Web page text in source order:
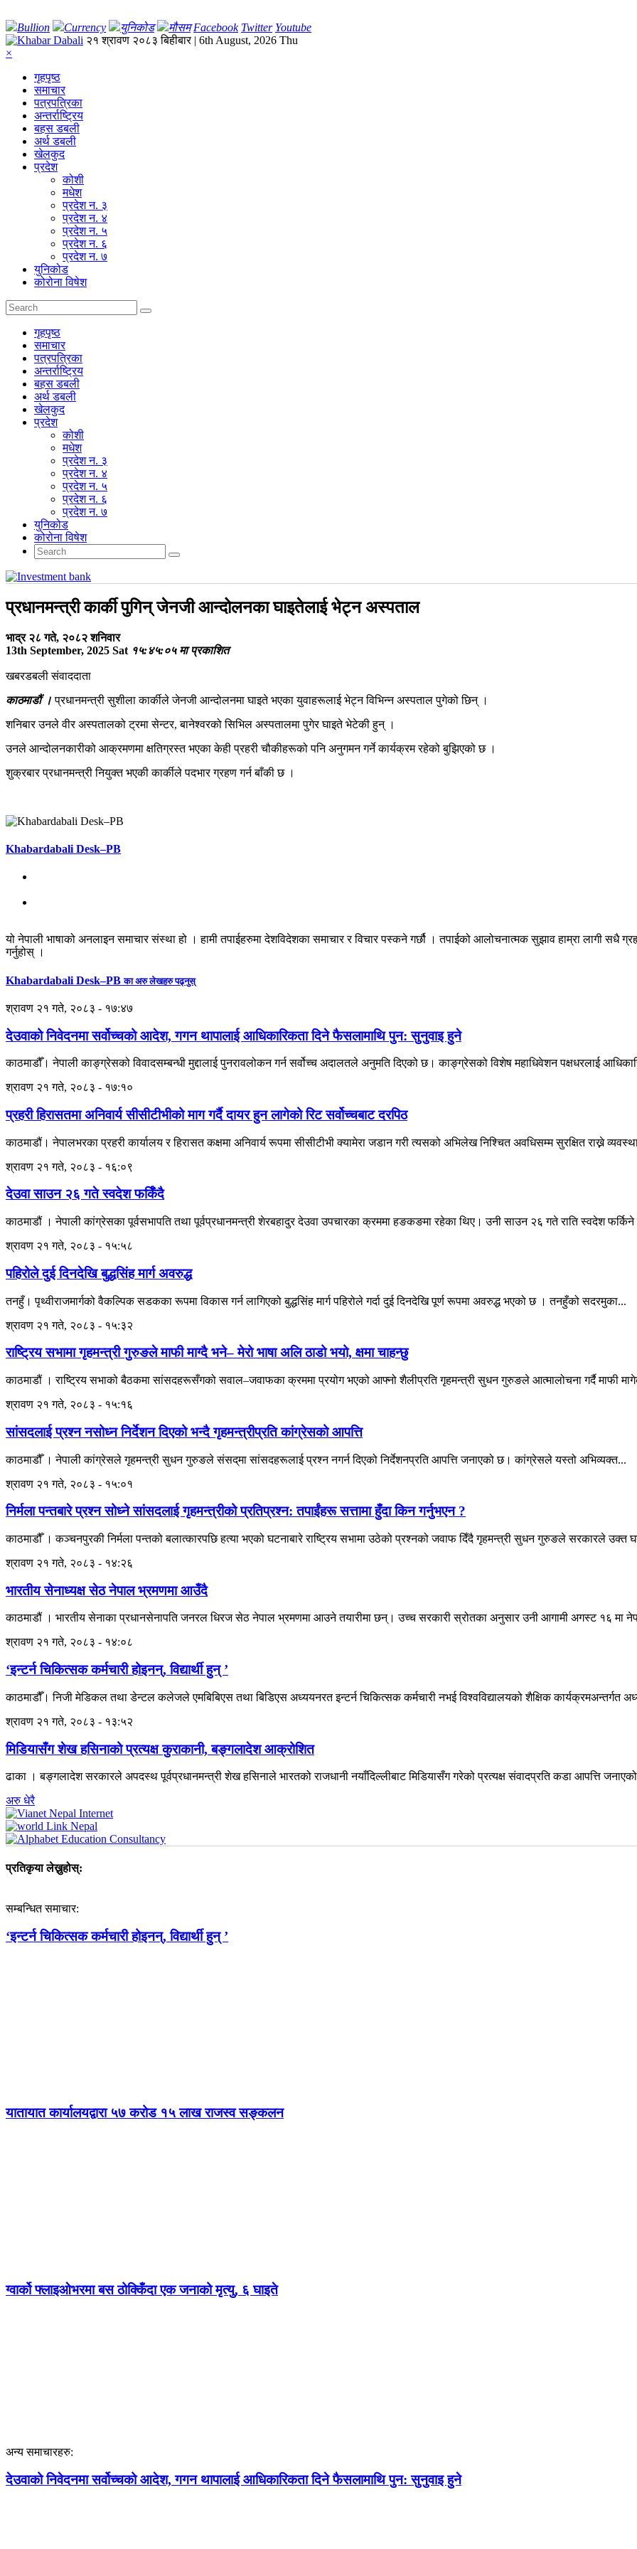
Bullion Currency युनिकोड मौसम Facebook Twitter Youtube
२१ श्रावण २०८३ बिहीबार | 6th August, 2026 Thu
×
गृहपृष्‍ठ
समाचार
पत्रपत्रिका
अन्तर्राष्ट्रिय
बहस डबली
अर्थ डबली
खेलकुद
प्रदेश
कोशी
मधेश
प्रदेश न. ३
प्रदेश न. ४
प्रदेश न. ५
प्रदेश न. ६
प्रदेश न. ७
युनिकोड
कोरोना विषेश
गृहपृष्‍ठ
समाचार
पत्रपत्रिका
अन्तर्राष्ट्रिय
बहस डबली
अर्थ डबली
खेलकुद
प्रदेश
कोशी
मधेश
प्रदेश न. ३
प्रदेश न. ४
प्रदेश न. ५
प्रदेश न. ६
प्रदेश न. ७
युनिकोड
कोरोना विषेश
प्रधानमन्त्री कार्की पुगिन् जेनजी आन्दोलनका घाइतेलाई भेट्न अस्पताल
भाद्र २८ गते, २०८२ शनिवार
13th September, 2025 Sat १५:४५:०५ मा प्रकाशित
खबरडबली संवाददाता
काठमाडौं । प्रधानमन्त्री सुशीला कार्कीले जेनजी आन्दोलनमा घाइते भएका युवाहरूलाई भेट्न विभिन्न अस्पताल पुगेको छिन् ।
शनिबार उनले वीर अस्पतालको ट्रमा सेन्टर, बानेश्वरको सिभिल अस्पतालमा पुगेर घाइते भेटेकी हुन् ।
उनले आन्दोलनकारीको आक्रमणमा क्षतिग्रस्त भएका केही प्रहरी चौकीहरूको पनि अनुगमन गर्ने कार्यक्रम रहेको बुझिएको छ ।
शुक्रबार प्रधानमन्त्री नियुक्त भएकी कार्कीले पदभार ग्रहण गर्न बाँकी छ ।
Khabardabali Desk–PB
यो नेपाली भाषाको अनलाइन समाचार संस्था हो । हामी तपाईहरुमा देशविदेशका समाचार र विचार पस्कने गर्छौ । तपाईको आलोचनात्मक सुझाव हाम्रा लागी सधै
गर्नुहोस् ।
Khabardabali Desk–PBका अरु लेखहरु पढ्नुस्
श्रावण २१ गते, २०८३ - १७:४७
देउवाको निवेदनमा सर्वोच्चको आदेश, गगन थापालाई आधिकारिकता दिने फैसलामाथि पुन: सुनुवाइ हुने
काठमाडौँ। नेपाली काङ्ग्रेसको विवादसम्बन्धी मुद्दालाई पुनरावलोकन गर्न सर्वोच्च अदालतले अनुमति दिएको छ। काङ्ग्रेसको विशेष महाधिवेशन पक्षधरलाई
श्रावण २१ गते, २०८३ - १७:१०
प्रहरी हिरासतमा अनिवार्य सीसीटीभीको माग गर्दै दायर हुन लागेको रिट सर्वोच्चबाट दरपिठ
काठमाडौं। नेपालभरका प्रहरी कार्यालय र हिरासत कक्षमा अनिवार्य रूपमा सीसीटीभी क्यामेरा जडान गरी त्यसको अभिलेख निश्चित अवधिसम्म सुरक्षित राख्ने
श्रावण २१ गते, २०८३ - १६:०९
देउवा साउन २६ गते स्वदेश फर्किँदै
काठमाडौं । नेपाली कांग्रेसका पूर्वसभापति तथा पूर्वप्रधानमन्त्री शेरबहादुर देउवा उपचारका क्रममा हङकङमा रहेका थिए। उनी साउन २६ गते राति स्वदेश
श्रावण २१ गते, २०८३ - १५:५८
पहिरोले दुई दिनदेखि बुद्धसिंह मार्ग अवरुद्ध
तनहुँ। पृथ्वीराजमार्गको वैकल्पिक सडकका रूपमा विकास गर्न लागिएको बुद्धसिंह मार्ग पहिरोले गर्दा दुई दिनदेखि पूर्ण रूपमा अवरुद्ध भएको छ । तनहुँको सदरमुका...
श्रावण २१ गते, २०८३ - १५:३२
राष्ट्रिय सभामा गृहमन्त्री गुरुङले माफी माग्दै भने– मेरो भाषा अलि ठाडो भयो, क्षमा चाहन्छु
काठमाडौं । राष्ट्रिय सभाको बैठकमा सांसदहरूसँगको सवाल–जवाफका क्रममा प्रयोग भएको आफ्नो शैलीप्रति गृहमन्त्री सुधन गुरुङले आत्मालोचना गर्दै माफी
श्रावण २१ गते, २०८३ - १५:१६
सांसदलाई प्रश्न नसोध्न निर्देशन दिएको भन्दै गृहमन्त्रीप्रति कांग्रेसको आपत्ति
काठमाडौँ । नेपाली कांग्रेसले गृहमन्त्री सुधन गुरुङले संसद्‌मा सांसदहरूलाई प्रश्न नगर्न दिएको निर्देशनप्रति आपत्ति जनाएको छ। कांग्रेसले यस्तो अभिव्यक्त...
श्रावण २१ गते, २०८३ - १५:०१
निर्मला पन्तबारे प्रश्न सोध्ने सांसदलाई गृहमन्त्रीको प्रतिप्रश्न: तपाईंहरू सत्तामा हुँदा किन गर्नुभएन ?
काठमाडौँ । कञ्चनपुरकी निर्मला पन्तको बलात्कारपछि हत्या भएको घटनाबारे राष्ट्रिय सभामा उठेको प्रश्नको जवाफ दिँदै गृहमन्त्री सुधन गुरुङले सरकारले उक्त
श्रावण २१ गते, २०८३ - १४:२६
भारतीय सेनाध्यक्ष सेठ नेपाल भ्रमणमा आउँदै
काठमाडौं । भारतीय सेनाका प्रधानसेनापति जनरल धिरज सेठ नेपाल भ्रमणमा आउने तयारीमा छन्। उच्च सरकारी स्रोतका अनुसार उनी आगामी अगस्ट १६ मा
श्रावण २१ गते, २०८३ - १४:०८
‘इन्टर्न चिकित्सक कर्मचारी होइनन्, विद्यार्थी हुन् ’
काठमाडौँ। निजी मेडिकल तथा डेन्टल कलेजले एमबिबिएस तथा बिडिएस अध्ययनरत इन्टर्न चिकित्सक कर्मचारी नभई विश्वविद्यालयको शैक्षिक कार्यक्रमअन्तर्गत
श्रावण २१ गते, २०८३ - १३:५२
मिडियासँग शेख हसिनाको प्रत्यक्ष कुराकानी, बङ्गलादेश आक्रोशित
ढाका । बङ्गलादेश सरकारले अपदस्थ पूर्वप्रधानमन्त्री शेख हसिनाले भारतको राजधानी नयाँदिल्लीबाट मिडियासँग गरेको प्रत्यक्ष संवादप्रति कडा आपत्ति
अरु धेरै
प्रतिकृया लेख्नुहोस्:
सम्बन्धित समाचार:
‘इन्टर्न चिकित्सक कर्मचारी होइनन्, विद्यार्थी हुन् ’
यातायात कार्यालयद्वारा ५७ करोड १५ लाख राजस्व सङ्कलन
ग्वार्को फ्लाइओभरमा बस ठोक्किँदा एक जनाको मृत्यु, ६ घाइते
अन्य समाचारहरु:
देउवाको निवेदनमा सर्वोच्चको आदेश, गगन थापालाई आधिकारिकता दिने फैसलामाथि पुन: सुनुवाइ हुने